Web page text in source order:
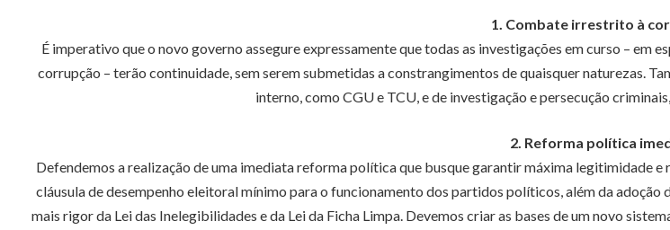
1. Combate irrestrito à
É imperativo que o novo governo assegure expressamente que todas as investigações em curso –
corrupção – terão continuidade, sem serem submetidas a constrangimentos de quaisquer naturezas.
interno, como CGU e TCU, e de investigação e persecução
2. Reforma política
Defendemos a realização de uma imediata reforma política que busque garantir máxima legitimidade
cláusula de desempenho eleitoral mínimo para o funcionamento dos partidos políticos, além da
mais rigor da Lei das Inelegibilidades e da Lei da Ficha Limpa. Devemos criar as bases de um novo